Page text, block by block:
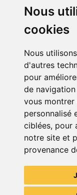
Nous
cookies
Nous
d'autres
pour
de
vous montrer
personnalisé
ciblées, pour
notre site et
provenance
1.50€
Voir
Télécharge